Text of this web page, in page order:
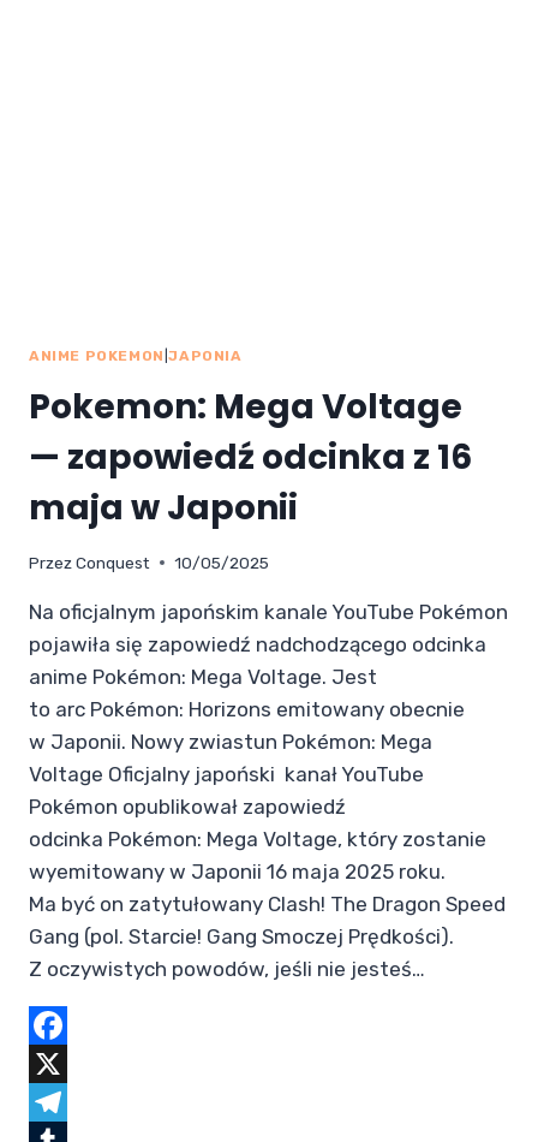
ANIME POKEMON |JAPONIA
Pokemon: Mega Voltage
— zapowiedź odcinka z 16
maja w Japonii
Przez Conquest 10/05/2025
Na oficjalnym japońskim kanale YouTube Pokémon
pojawiła się zapowiedź nadchodzącego odcinka
anime Pokémon: Mega Voltage. Jest
to arc Pokémon: Horizons emitowany obecnie
w Japonii. Nowy zwiastun Pokémon: Mega
Voltage Oficjalny japoński kanał YouTube
Pokémon opublikował zapowiedź
odcinka Pokémon: Mega Voltage, który zostanie
wyemitowany w Japonii 16 maja 2025 roku.
Ma być on zatytułowany Clash! The Dragon Speed
Gang (pol. Starcie! Gang Smoczej Prędkości).
Z oczywistych powodów, jeśli nie jesteś…
Facebook
X